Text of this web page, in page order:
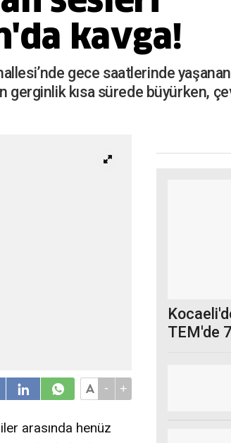
kavga!
gece saatlerinde
gerginlik kısa sürede büyürken,
- +
arasında henüz
TEM'de